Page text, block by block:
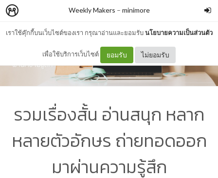
เราใช้คุ๊กกี้บนเว็บไซต์ของเรา กรุณาอ่านและยอมรับนโยบายความเป็นส่วนตัว
เพื่อใช้บริการเว็บไซต์ ยอมรับ ไม่ยอมรับ
Weekly Makers – minimore
รวมเรื่องสั้น อ่านสนุก หลาก
หลายตัวอักษร ถ่ายทอดออก
มาผ่านความรู้สึก